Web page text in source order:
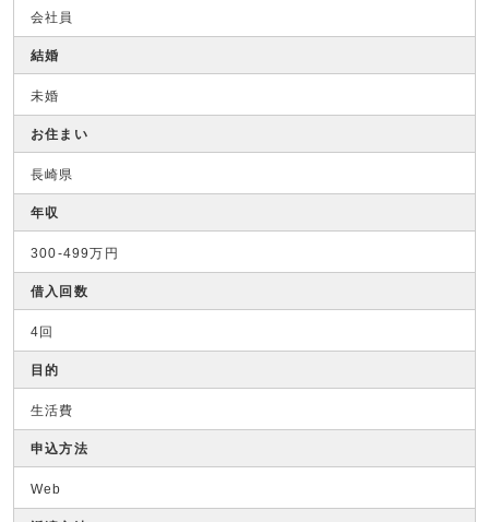
会社員
結婚
未婚
お住まい
長崎県
年収
300-499万円
借入回数
4回
目的
生活費
申込方法
Web